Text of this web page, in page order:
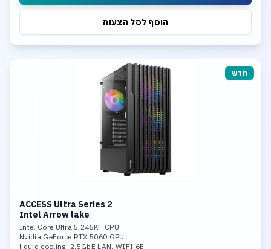
הוסף לסל הצעות
חדש
ACCESS Ultra Series 2
Intel Arrow lake
Intel Core Ultra 5 245KF CPU
Nvidia GeForce RTX 5060 GPU
liquid cooling. 2.5GbE LAN. WIFI 6E